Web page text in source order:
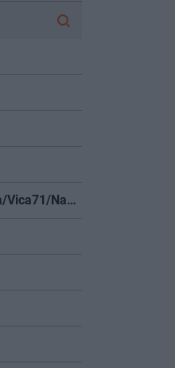
Toka Club/Labanc/Laruska/Vica71/Nacky/Bpali/Oldrider/Josefernando/Mcbull/Kawaszabi